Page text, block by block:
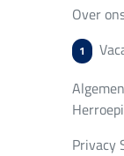
Over
1
Privacy